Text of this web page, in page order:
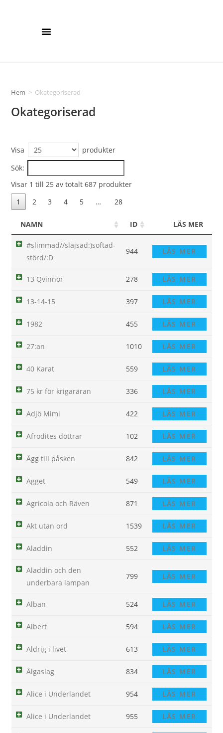
Hem > Okategoriserad
Okategoriserad
Visa
produkter
Sök:
Visar 1 till 25 av totalt 687 produkter
1
2 3 4 5 … 28
NAMN ID LÄS MER
#slimmad//slajsad:)softad-
störd/:D
944 LÄS MER
13 Qvinnor 278 LÄS MER
13-14-15 397 LÄS MER
1982 455 LÄS MER
27:an 1010 LÄS MER
40 Karat 559 LÄS MER
75 kr för krigaräran 336 LÄS MER
Adjö Mimi 422 LÄS MER
Afrodites döttrar 102 LÄS MER
Ägg till påsken 842 LÄS MER
Ägget 549 LÄS MER
Agricola och Räven 871 LÄS MER
Akt utan ord 1539 LÄS MER
Aladdin 552 LÄS MER
Aladdin och den
underbara lampan
799 LÄS MER
Alban 524 LÄS MER
Albert 594 LÄS MER
Aldrig i livet 613 LÄS MER
Älgaslag 834 LÄS MER
Alice i Underlandet 954 LÄS MER
Alice i Underlandet 955 LÄS MER